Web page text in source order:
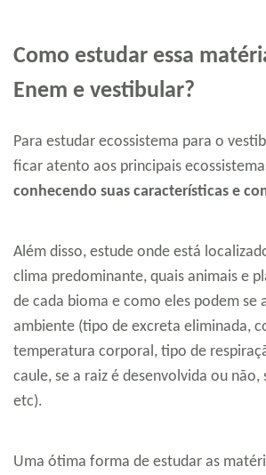
Como estudar essa
Enem e vestibular?
Para estudar ecossistema para o
ficar atento aos principais
conhecendo suas características e
Além disso, estude onde está
clima predominante, quais animais e
de cada bioma e como eles podem se
ambiente (tipo de excreta eliminada,
temperatura corporal, tipo de
caule, se a raiz é desenvolvida ou não,
etc).
Uma ótima forma de estudar as